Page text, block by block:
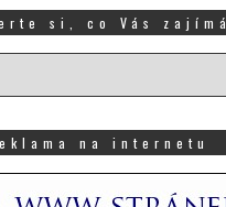
si, co Vás zajímá
na internetu